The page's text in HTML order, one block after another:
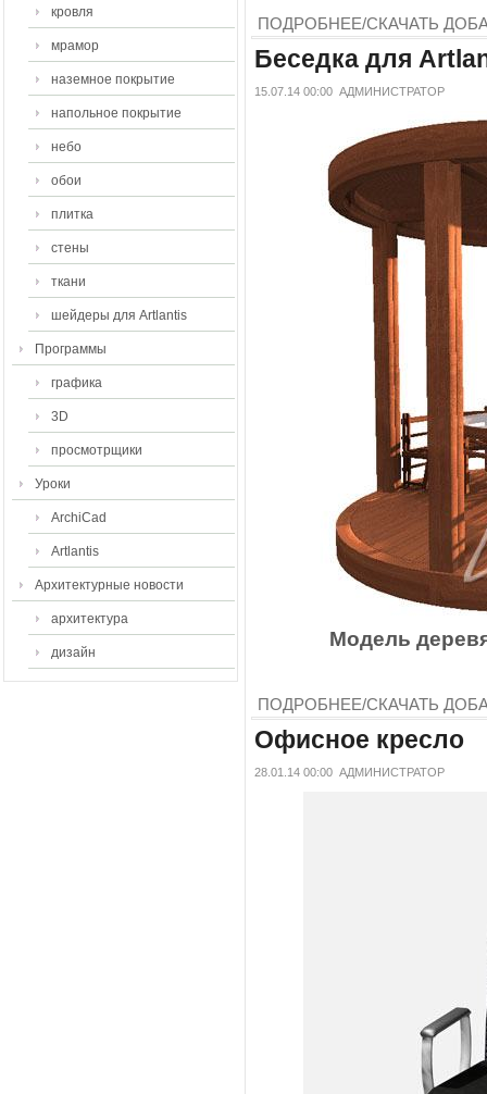
кровля
мрамор
наземное покрытие
напольное покрытие
небо
обои
плитка
стены
ткани
шейдеры для Artlantis
Программы
графика
3D
просмотрщики
Уроки
ArchiCad
Artlantis
Архитектурные новости
архитектура
дизайн
ПОДРОБНЕЕ/СКАЧАТЬ
Беседка для
15.07.14 00:00 АДМИНИСТРАТОР
Модель
ПОДРОБНЕЕ/СКАЧАТЬ
Офисное кресло
28.01.14 00:00 АДМИНИСТРАТОР